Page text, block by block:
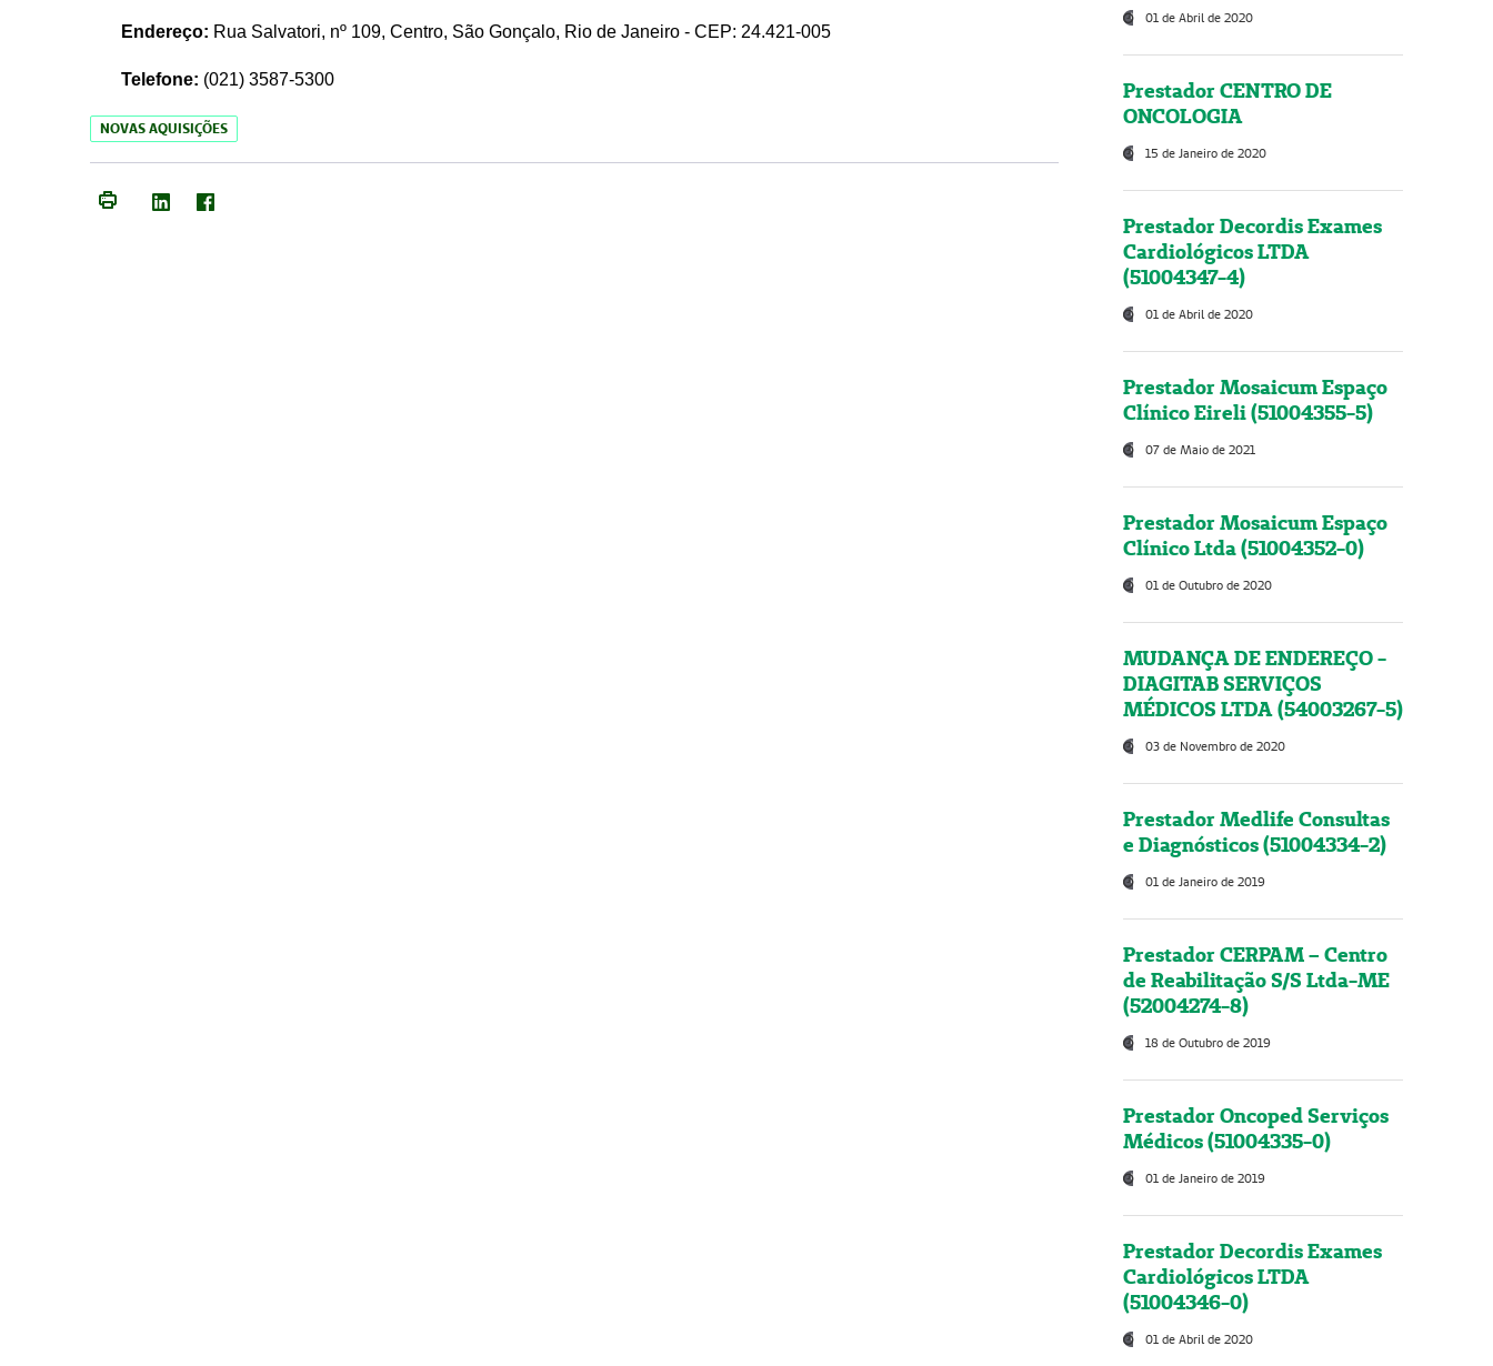
Endereço: Rua Salvatori, nº 109, Centro, São Gonçalo, Rio de Janeiro - CEP: 24.421-005
Telefone: (021) 3587-5300
NOVAS AQUISIÇÕES
01 de Abril de 2020
Prestador CENTRO DE
ONCOLOGIA
15 de Janeiro de 2020
Prestador Decordis Exames
Cardiológicos LTDA
(51004347-4)
01 de Abril de 2020
Prestador Mosaicum Espaço
Clínico Eireli (51004355-5)
07 de Maio de 2021
Prestador Mosaicum Espaço
Clínico Ltda (51004352-0)
01 de Outubro de 2020
MUDANÇA DE ENDEREÇO -
DIAGITAB SERVIÇOS
MÉDICOS LTDA (54003267-5)
03 de Novembro de 2020
Prestador Medlife Consultas
e Diagnósticos (51004334-2)
01 de Janeiro de 2019
Prestador CERPAM – Centro
de Reabilitação S/S Ltda-ME
(52004274-8)
18 de Outubro de 2019
Prestador Oncoped Serviços
Médicos (51004335-0)
01 de Janeiro de 2019
Prestador Decordis Exames
Cardiológicos LTDA
(51004346-0)
01 de Abril de 2020